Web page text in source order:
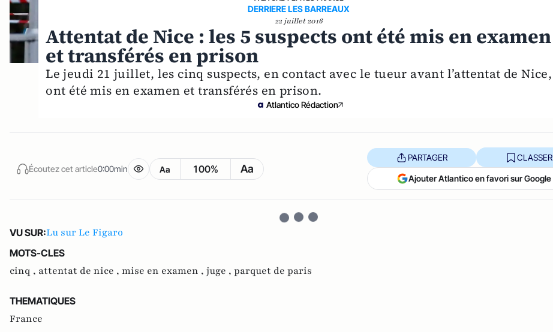
DERRIERE LES BARREAUX
22 juillet 2016
Attentat de Nice : les 5 suspects ont été mis en examen
et transférés en prison
Le jeudi 21 juillet, les cinq suspects, en contact avec le tueur avant l’attentat de Nice,
ont été mis en examen et transférés en prison.
Atlantico Rédaction
Écoutez cet article0:00min Aa 100% Aa
PARTAGER CLASSER
Ajouter Atlantico en favori sur Google
VU SUR:Lu sur Le Figaro
MOTS-CLES
cinq , attentat de nice , mise en examen , juge , parquet de paris
THEMATIQUES
France